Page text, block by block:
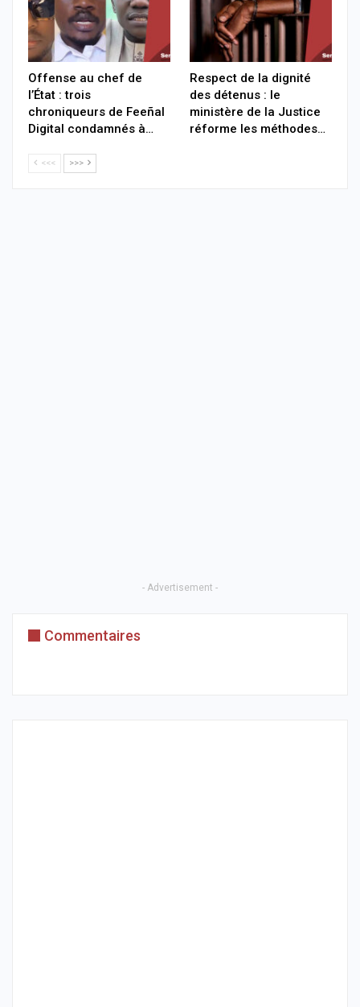
Offense au chef de
l’État : trois
chroniqueurs de Feeñal
Digital condamnés à…
Respect de la dignité
des détenus : le
ministère de la Justice
réforme les méthodes…
<<< >>>
- Advertisement -
Commentaires